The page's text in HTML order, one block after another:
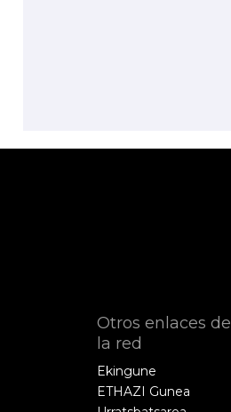
Otros enlaces de
la red
Ekingune
ETHAZI Gunea